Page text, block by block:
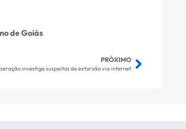
de Goiás
PRÓXIMO
investiga suspeitos de extorsão via internet